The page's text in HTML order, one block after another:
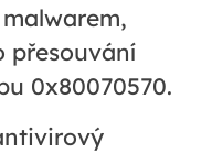
přesouvání
0x80070570.